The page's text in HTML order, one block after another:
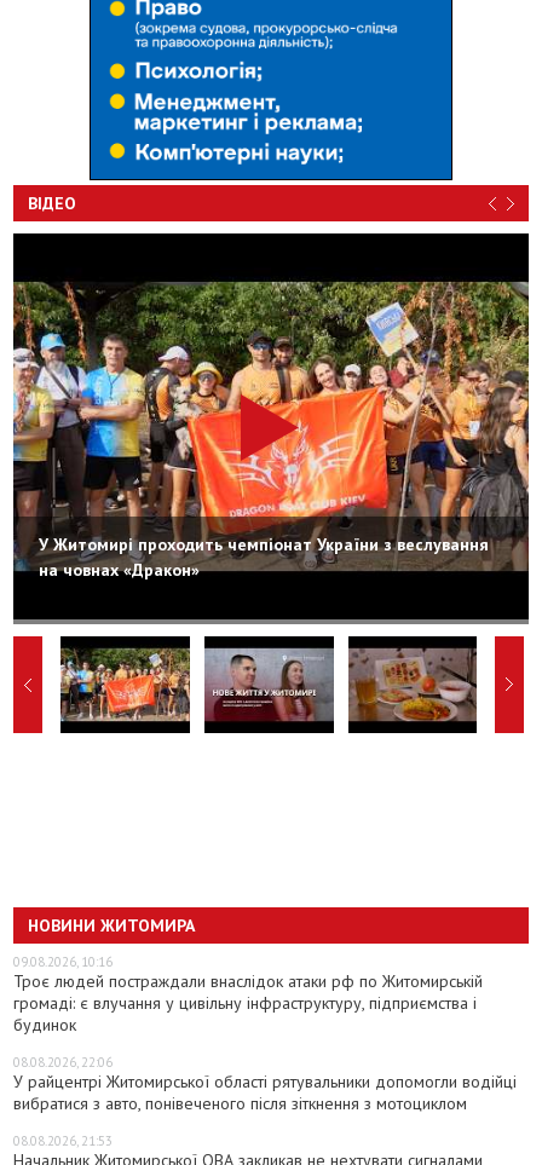
ВІДЕО
У Житомирі проходить чемпіонат України з веслування
на човнах «Дракон»
НОВИНИ ЖИТОМИРА
09.08.2026, 10:16
Троє людей постраждали внаслідок атаки рф по Житомирській
громаді: є влучання у цивільну інфраструктуру, підприємства і
будинок
08.08.2026, 22:06
У райцентрі Житомирської області рятувальники допомогли водійці
вибратися з авто, понівеченого після зіткнення з мотоциклом
08.08.2026, 21:53
Начальник Житомирської ОВА закликав не нехтувати сигналами